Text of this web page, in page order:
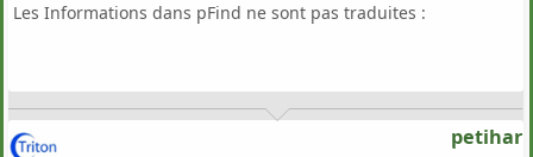
Les Informations dans pFind ne sont pas traduites :
petihar